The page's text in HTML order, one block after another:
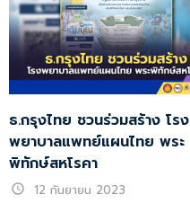
ธ.กรุงไทย ชวนร่วมสร้าง โรง
พยาบาลแพทย์แผนไทย พระ
พิทักษ์สหโรคา
schedule 12 กันยายน 2023